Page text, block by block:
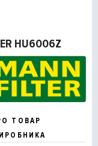
HU6006Z
ТОВАР